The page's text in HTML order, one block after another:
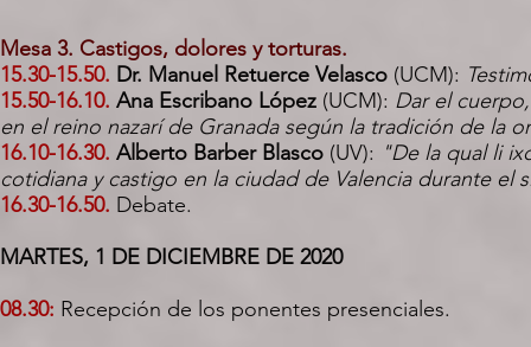
Mesa 3. Castigos, dolores y torturas.
15.30-15.50. Dr. Manuel Retuerce Velasco (UCM):
15.50-16.10. Ana Escribano López (UCM): Dar el
en el reino nazarí de Granada según la tradición de la
16.10-16.30. Alberto Barber Blasco (UV): "De la qual li
cotidiana y castigo en la ciudad de Valencia durante el
16.30-16.50. Debate.
MARTES, 1 DE DICIEMBRE DE 2020
08.30: Recepción de los ponentes presenciales.